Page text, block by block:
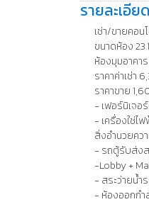
รายละเอียด
เช่า/ขายคอน
ขนาดห้อง
ห้องมุมอาคา
ราคาค่าเช่า
ราคาขาย
- เฟอร์นิเจอ
- เครื่องใช่ไฟ
สิ่งอำนวยคว
- รถตู้รับส่งส
-Lobby +
- สระว่ายน้ำ
- ห้องออกกำ